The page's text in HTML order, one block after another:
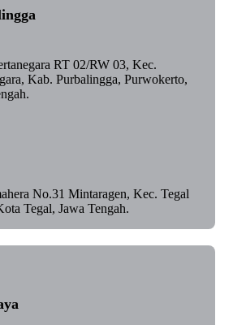
RT 02/RW 03, Kec.
Kab. Purbalingga, Purwokerto,
No.31 Mintaragen, Kec. Tegal
Tegal, Jawa Tengah.